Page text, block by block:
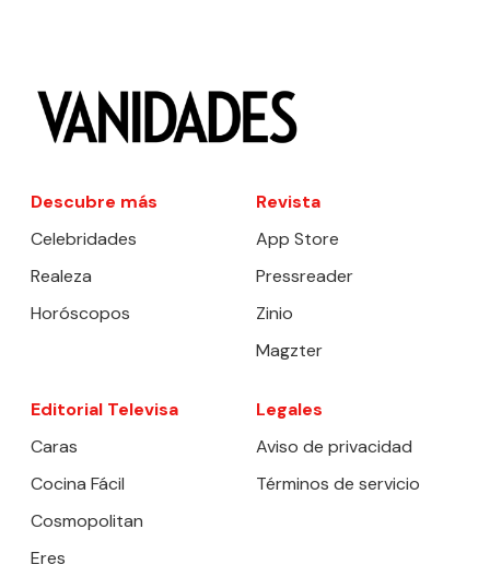
Descubre más
Celebridades
Realeza
Horóscopos
Revista
App Store
Pressreader
Zinio
Magzter
Editorial Televisa
Caras
Cocina Fácil
Cosmopolitan
Eres
Legales
Aviso de privacidad
Términos de servicio